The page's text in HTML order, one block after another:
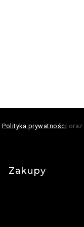
Polityka prywatności oraz
Zakupy